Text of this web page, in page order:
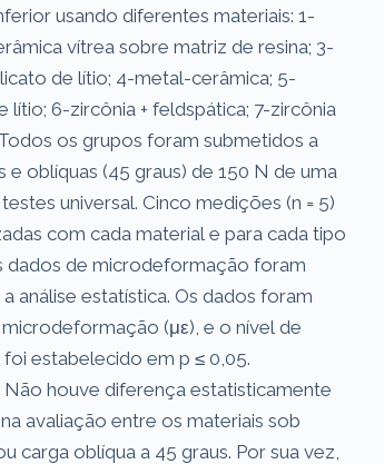
usando diferentes materiais: 1-
vítrea sobre matriz de resina; 3-
de lítio; 4-metal-cerâmica; 5-
lítio; 6-zircônia + feldspática; 7-zircônia
os grupos foram submetidos a
e oblíquas (45 graus) de 150 N de uma
universal. Cinco medições (n = 5)
com cada material e para cada tipo
dados de microdeformação foram
análise estatística. Os dados foram
(με), e o nível de
foi estabelecido em p ≤ 0,05.
Não houve diferença estatisticamente
avaliação entre os materiais sob
carga oblíqua a 45 graus. Por sua vez,